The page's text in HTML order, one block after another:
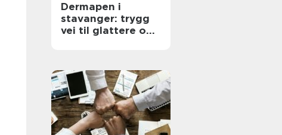
Dermapen i
stavanger: trygg
vei til glattere og